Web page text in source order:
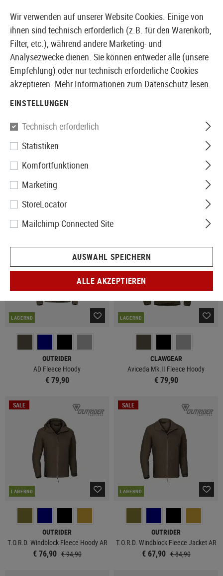
EUROPÄISCHER AIRSOFT SHOP & GROßHÄNDLER
FLEECE-JACKEN
8 Produkte
LAGERND
OUTRIDER
AD Fleece Hoody
€ 79,90
LAGERND
CLAWGEAR
Aviceda Mk.II Fleece Hoody
€ 79,90
SALE
LAGERND
OUTRIDER
T.O.R.D. Windblock Fleece Hoody AR
€ 76,90 € 94,90
SALE
LAGERND
OUTRIDER
T.O.R.D. Windblock Fleece Jacket AR
€ 67,90 € 84,90
Wir verwenden auf unserer Website Cookies. Einige von
ihnen sind technisch erforderlich (z.B. für den Warenkorb,
Filter, etc.), während andere Marketing- und
Analysezwecke dienen. Sie können entweder alle (unsere
Empfehlung) oder nur technisch erforderliche Cookies
akzeptieren. Mehr Informationen zum Datenschutz lesen.
EINSTELLUNGEN
Technisch erforderlich
Statistiken
Komfortfunktionen
Marketing
StoreLocator
Mailchimp Connected Site
AUSWAHL SPEICHERN
ALLE AKZEPTIEREN